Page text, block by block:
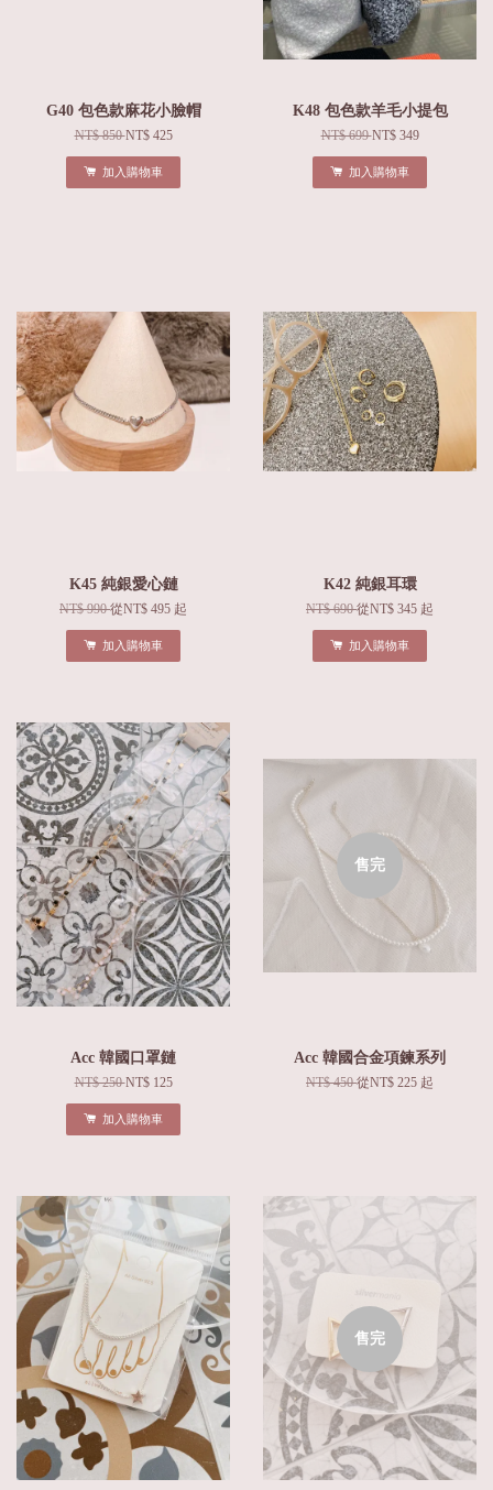
G40 包色款麻花小臉帽
NT$ 850NT$ 425
加入購物車
K48 包色款羊毛小提包
NT$ 699NT$ 349
加入購物車
K45 純銀愛心鏈
NT$ 990從NT$ 495 起
加入購物車
K42 純銀耳環
NT$ 690從NT$ 345 起
加入購物車
Acc 韓國口罩鏈
NT$ 250NT$ 125
加入購物車
售完
Acc 韓國合金項鍊系列
NT$ 450從NT$ 225 起
售完